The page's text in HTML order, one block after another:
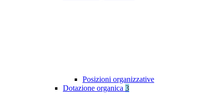
Posizioni organizzative
Dotazione organica 3